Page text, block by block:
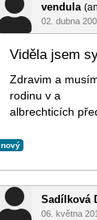
vendula
02. dubna
Viděla jsem
Zdravim a
rodinu v a
albrechticích
nový
Sadílková
06. května